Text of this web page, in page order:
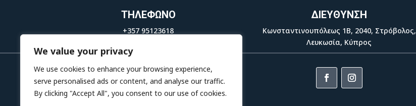
We value your privacy
We use cookies to enhance your browsing experience,
serve personalised ads or content, and analyse our traffic.
By clicking "Accept All", you consent to our use of cookies.
ΤΗΛΕΦΩΝΟ
+357 95123618
ΔΙΕΥΘΥΝΣΗ
Κωνσταντινουπόλεως 1Β, 2040, Στρόβολος,
Λευκωσία, Κύπρος